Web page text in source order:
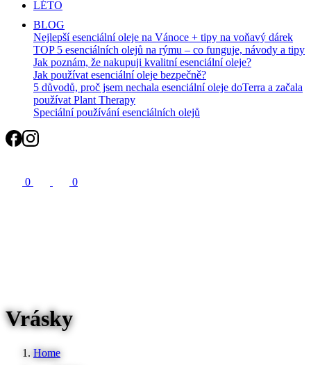
LÉTO
BLOG
Nejlepší esenciální oleje na Vánoce + tipy na voňavý dárek
TOP 5 esenciálních olejů na rýmu – co funguje, návody a tipy
Jak poznám, že nakupuji kvalitní esenciální oleje?
Jak používat esenciální oleje bezpečně?
5 důvodů, proč jsem nechala esenciální oleje doTerra a začala
používat Plant Therapy
Speciální používání esenciálních olejů
0 0
Vrásky
Home